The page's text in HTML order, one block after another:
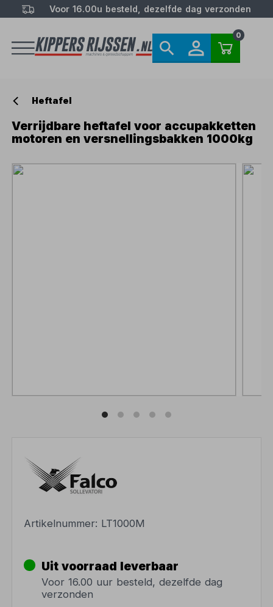
Voor 16.00u besteld, dezelfde dag verzonden
0
Heftafel
Verrijdbare heftafel voor accupakketten
motoren en versnellingsbakken 1000kg
Artikelnummer: LT1000M
Uit voorraad leverbaar
Voor 16.00 uur besteld, dezelfde dag
verzonden